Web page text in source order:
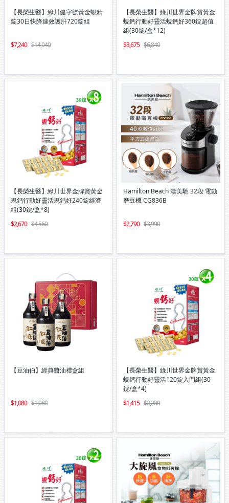
【長榮生醫】綠川健字號黃金蜆精
錠30日快降速效護肝720錠組
7,240 14,040
【長榮生醫】綠川世界金牌賞黃金
蜆鈣行動好靈活蜆鈣好360錠超值
組(30錠/盒*12)
3,675
6,840
【長榮生醫】綠川世界金牌賞黃金
蜆鈣行動好靈活蜆鈣好240錠經濟
組(30錠/盒*8)
2,670
4,560
Hamilton Beach 漢美馳 32段 電動
磨豆機 CG836B
2,790 3,990
【豆油伯】經典醬油禮盒組
1,080 1,080
【長榮生醫】綠川世界金牌賞黃金
蜆鈣行動好靈活120錠入門組(30
錠/盒*4)
1,415
2,280